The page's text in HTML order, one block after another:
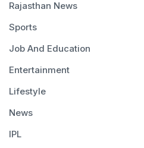
Rajasthan News
Sports
Job And Education
Entertainment
Lifestyle
News
IPL